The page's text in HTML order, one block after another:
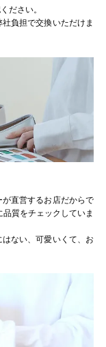
以下
以下
ださい。
負担で交換いただけま
直営するお店だからで
質をチェックしていま
ない、可愛いくて、お